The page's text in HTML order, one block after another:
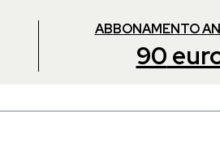
ABBONAMENTO
90